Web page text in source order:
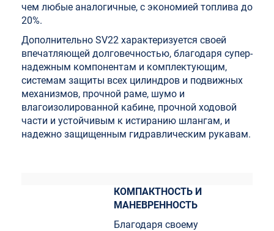
чем любые аналогичные, с экономией топлива до
20%.
Дополнительно SV22 характеризуется своей
впечатляющей долговечностью, благодаря супер-
надежным компонентам и комплектующим,
системам защиты всех цилиндров и подвижных
механизмов, прочной раме, шумо и
влагоизолированной кабине, прочной ходовой
части и устойчивым к истиранию шлангам, и
надежно защищенным гидравлическим рукавам.
КОМПАКТНОСТЬ И
МАНЕВРЕННОСТЬ
Благодаря своему